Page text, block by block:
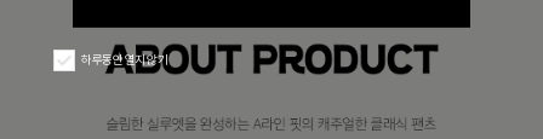
하루동안 열지 않기